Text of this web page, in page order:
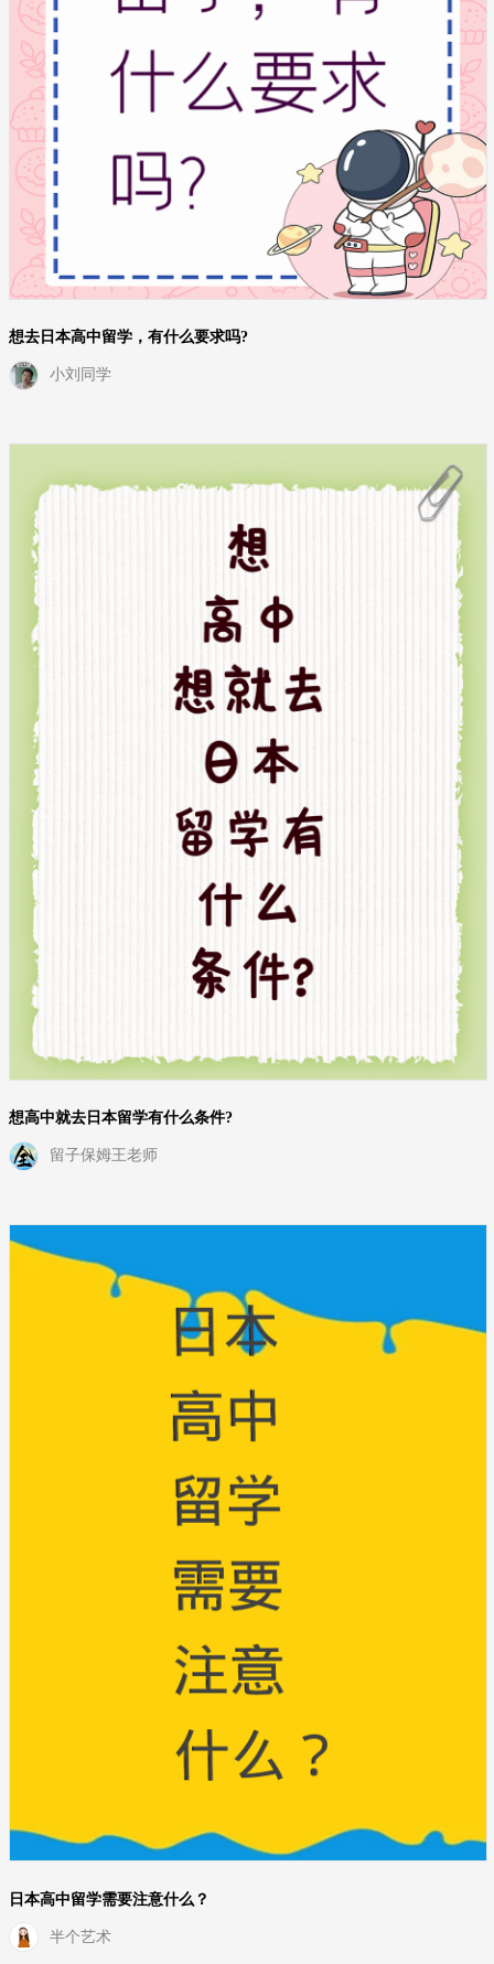
想去日本高中留学，有什么要求吗?
小刘同学
想高中就去日本留学有什么条件?
留子保姆王老师
日本高中留学需要注意什么？
半个艺术